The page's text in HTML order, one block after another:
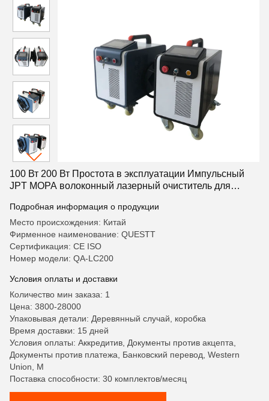
краски, очистки дерева и металла
100 Вт 200 Вт Простота в эксплуатации Импульсный
JPT MOPA волоконный лазерный очиститель для
Подробная информация о продукции
Место происхождения: Китай
Фирменное наименование: QUESTT
Сертификация: CE ISO
Номер модели: QA-LC200
Условия оплаты и доставки
Количество мин заказа: 1
Цена: 3800-28000
Упаковывая детали: Деревянный случай, коробка
Время доставки: 15 дней
Условия оплаты: Аккредитив, Документы против акцепта,
Документы против платежа, Банковский перевод, Western
Union, M
Поставка способности: 30 комплектов/месяц